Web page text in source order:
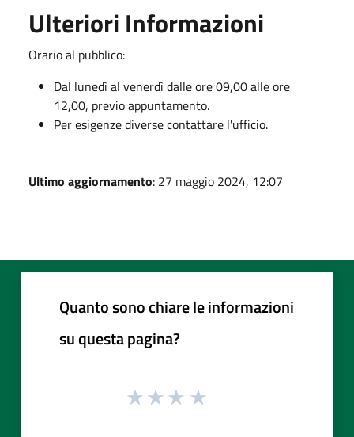
Ulteriori Informazioni
Orario al pubblico:
Dal lunedì al venerdì dalle ore 09,00 alle ore
12,00, previo appuntamento.
Per esigenze diverse contattare l'ufficio.
Ultimo aggiornamento: 27 maggio 2024, 12:07
Quanto sono chiare le informazioni
su questa pagina?